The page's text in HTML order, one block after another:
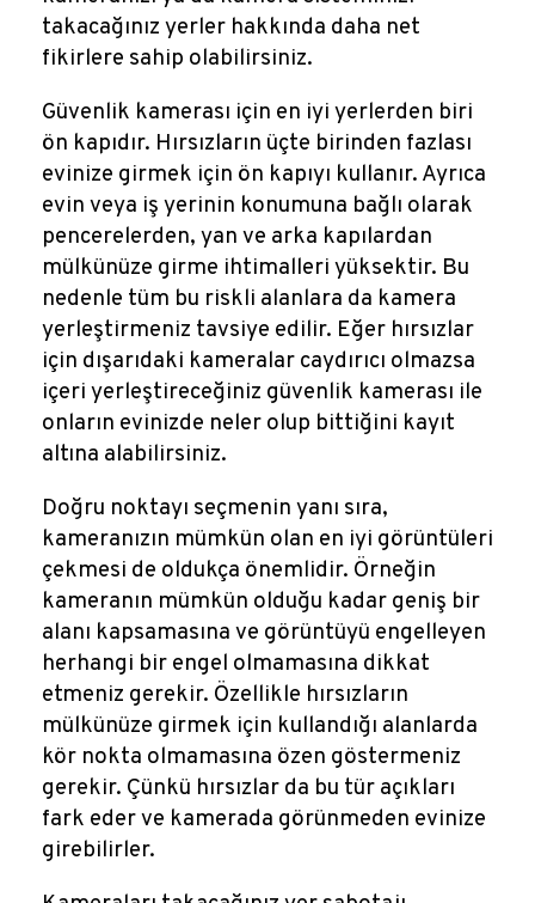
takacağınız yerler hakkında daha net
fikirlere sahip olabilirsiniz.
Güvenlik kamerası için en iyi yerlerden biri
ön kapıdır. Hırsızların üçte birinden fazlası
evinize girmek için ön kapıyı kullanır. Ayrıca
evin veya iş yerinin konumuna bağlı olarak
pencerelerden, yan ve arka kapılardan
mülkünüze girme ihtimalleri yüksektir. Bu
nedenle tüm bu riskli alanlara da kamera
yerleştirmeniz tavsiye edilir. Eğer hırsızlar
için dışarıdaki kameralar caydırıcı olmazsa
içeri yerleştireceğiniz güvenlik kamerası ile
onların evinizde neler olup bittiğini kayıt
altına alabilirsiniz.
Doğru noktayı seçmenin yanı sıra,
kameranızın mümkün olan en iyi görüntüleri
çekmesi de oldukça önemlidir. Örneğin
kameranın mümkün olduğu kadar geniş bir
alanı kapsamasına ve görüntüyü engelleyen
herhangi bir engel olmamasına dikkat
etmeniz gerekir. Özellikle hırsızların
mülkünüze girmek için kullandığı alanlarda
kör nokta olmamasına özen göstermeniz
gerekir. Çünkü hırsızlar da bu tür açıkları
fark eder ve kamerada görünmeden evinize
girebilirler.